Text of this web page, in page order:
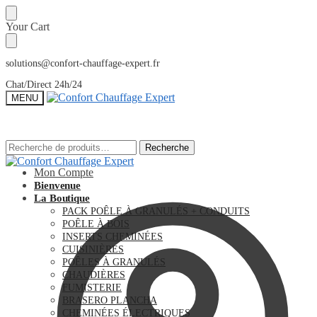
Sauter
à
la
navigation
Skip
to
content
Your Cart
solutions@confort-chauffage-expert.fr
Chat/Direct 24h/24
MENU
Recherche
pour :
Recherche
Mon Compte
Recherche
pour :
Recherche
Bienvenue
La Boutique
PACK POÊLE À GRANULÉS + CONDUITS
POÊLE À BOIS
INSERTS CHEMINÉES
CUISINIÈRES
POÊLES À GRANULÉS
CHAUDIÈRES
FUMISTERIE
BRASERO PLANCHA
CHEMINÉES ÉLECTRIQUES